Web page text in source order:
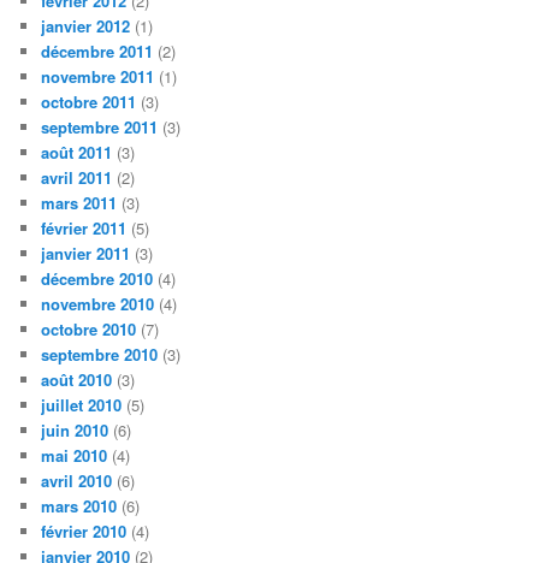
janvier 2012 (1)
décembre 2011 (2)
novembre 2011 (1)
octobre 2011 (3)
septembre 2011 (3)
août 2011 (3)
avril 2011 (2)
mars 2011 (3)
février 2011 (5)
janvier 2011 (3)
décembre 2010 (4)
novembre 2010 (4)
octobre 2010 (7)
septembre 2010 (3)
août 2010 (3)
juillet 2010 (5)
juin 2010 (6)
mai 2010 (4)
avril 2010 (6)
mars 2010 (6)
février 2010 (4)
janvier 2010 (2)